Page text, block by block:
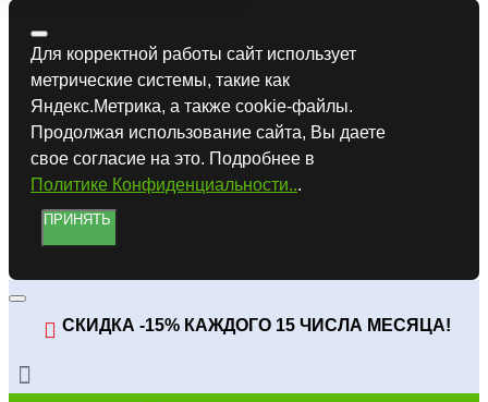
Для корректной работы сайт использует
метрические системы, такие как
Яндекс.Метрика, а также cookie-файлы.
Продолжая использование сайта, Вы даете
свое согласие на это. Подробнее в
Политике Конфиденциальности...
ПРИНЯТЬ
СКИДКА -15% КАЖДОГО 15 ЧИСЛА МЕСЯЦА!